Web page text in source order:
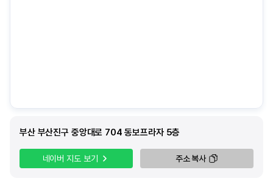
부산 부산진구 중앙대로 704 동보프라자 5층
네이버 지도 보기 주소 복사